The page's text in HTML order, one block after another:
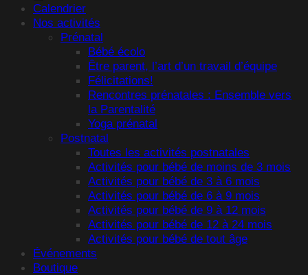
Calendrier
Nos activités
Prénatal
Bébé écolo
Être parent, l’art d’un travail d’équipe
Félicitations!
Rencontres prénatales : Ensemble vers
la Parentalité
Yoga prénatal
Postnatal
Toutes les activités postnatales
Activités pour bébé de moins de 3 mois
Activités pour bébé de 3 à 6 mois
Activités pour bébé de 6 à 9 mois
Activités pour bébé de 9 à 12 mois
Activités pour bébé de 12 à 24 mois
Activités pour bébé de tout âge
Événements
Boutique